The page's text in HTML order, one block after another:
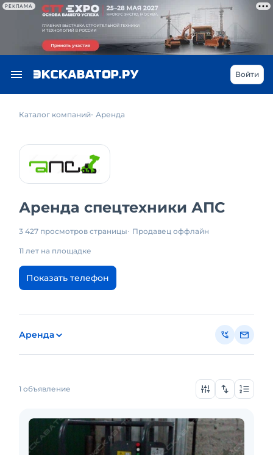
РЕКЛАМА
Войти
Каталог компаний Аренда
Аренда спецтехники АПС
3 427 просмотров страницы Продавец оффлайн
11 лет на площадке
Показать телефон
Аренда
1 объявление